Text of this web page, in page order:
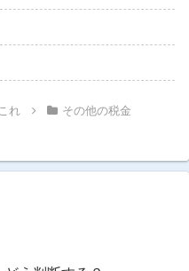
れ その他の税金